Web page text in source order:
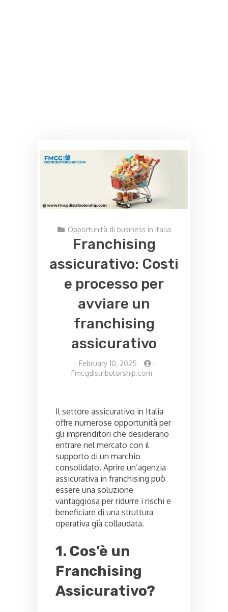
Opportunità di business in Italia
Franchising
assicurativo: Costi
e processo per
avviare un
franchising
assicurativo
- February 10, 2025
-
Fmcgdistributorship.com
Il settore assicurativo in Italia
offre numerose opportunità per
gli imprenditori che desiderano
entrare nel mercato con il
supporto di un marchio
consolidato. Aprire un’agenzia
assicurativa in franchising può
essere una soluzione
vantaggiosa per ridurre i rischi e
beneficiare di una struttura
operativa già collaudata.
1. Cos’è un
Franchising
Assicurativo?